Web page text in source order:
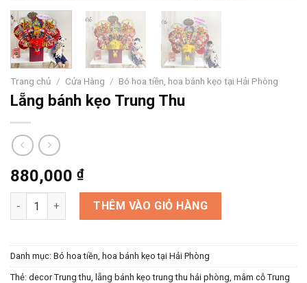
Trang chủ / Cửa Hàng / Bó hoa tiền, hoa bánh kẹo tại Hải Phòng
Lẵng bánh kẹo Trung Thu
880,000 ₫
Lẵng bánh kẹo Trung Thu số lượng
THÊM VÀO GIỎ HÀNG
Danh mục: Bó hoa tiền, hoa bánh kẹo tại Hải Phòng
Thẻ: decor Trung thu lẵng bánh kẹo trung thu hải phòng mâm cỗ Trung